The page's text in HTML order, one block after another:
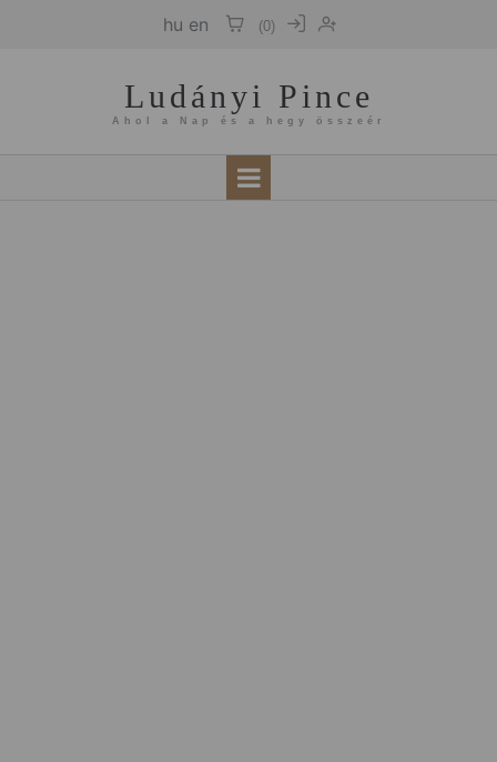
hu en (0)
Ludányi Pince
Ahol a Nap és a hegy összeér